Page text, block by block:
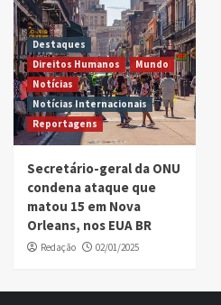
Destaques
Direitos Humanos
Mundo
Notícias
Notícias Internacionais
Reportagens
Secretário-geral da ONU
condena ataque que
matou 15 em Nova
Orleans, nos EUA BR
Redação 02/01/2025